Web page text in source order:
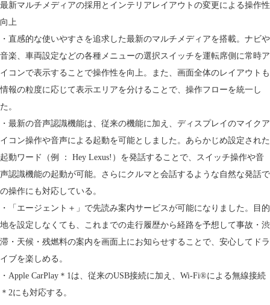
最新マルチメディアの採用とインテリアレイアウトの変更による操作性
向上
・直感的な使いやすさを追求した最新のマルチメディアを搭載。ナビや
音楽、車両設定などの各種メニューの選択スイッチを運転席側に常時ア
イコンで表示することで操作性を向上。また、画面全体のレイアウトも
情報の粒度に応じて表示エリアを分けることで、操作フローを統一し
た。
・最新の音声認識機能は、従来の機能に加え、ディスプレイのマイクア
イコン操作や音声による起動を可能としました。あらかじめ設定された
起動ワード（例 ： Hey Lexus!）を発話することで、スイッチ操作や音
声認識機能の起動が可能。さらにクルマと会話するような自然な発話で
の操作にも対応している。
・「エージェント＋」で先読み案内サービスが可能になりました。目的
地を設定しなくても、これまでの走行履歴から経路を予想して事故・渋
滞・天候・残燃料の案内を画面上にお知らせすることで、安心してドラ
イブを楽しめる。
・Apple CarPlay＊1は、従来のUSB接続に加え、Wi-Fi®による無線接続
＊2にも対応する。